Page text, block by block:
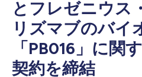
とフレゼニウス
リズマブのバイ
「PB016」に関
契約を締結